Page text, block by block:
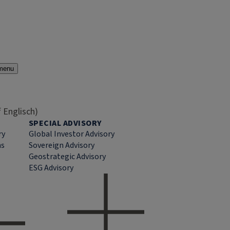
SPECIAL ADVISORY
Global Investor Advisory
Sovereign Advisory
Geostrategic Advisory
ESG Advisory